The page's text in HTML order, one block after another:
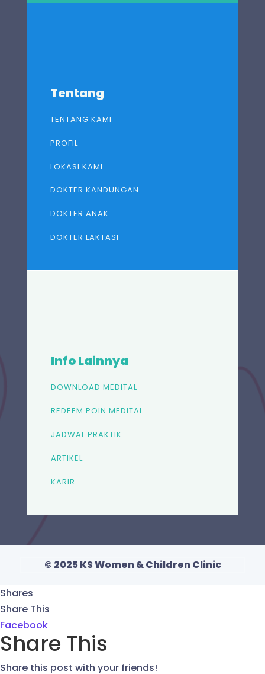
Tentang
TENTANG KAMI
PROFIL
LOKASI KAMI
DOKTER KANDUNGAN
DOKTER ANAK
DOKTER LAKTASI
Info Lainnya
DOWNLOAD MEDITAL
REDEEM POIN MEDITAL
JADWAL PRAKTIK
ARTIKEL
KARIR
© 2025 KS Women & Children Clinic
Shares
Share This
Facebook
Share This
Share this post with your friends!